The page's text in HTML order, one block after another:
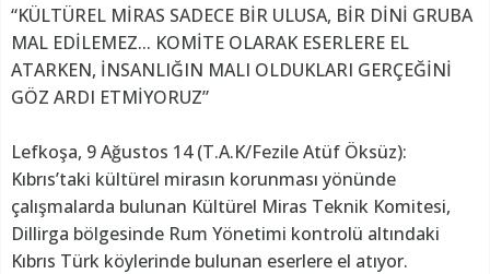
“KÜLTÜREL MİRAS SADECE BİR ULUSA, BİR DİNİ GRUBA
MAL EDİLEMEZ... KOMİTE OLARAK ESERLERE EL
ATARKEN, İNSANLIĞIN MALI OLDUKLARI GERÇEĞİNİ
GÖZ ARDI ETMİYORUZ”
Lefkoşa, 9 Ağustos 14 (T.A.K/Fezile Atüf Öksüz):
Kıbrıs’taki kültürel mirasın korunması yönünde
çalışmalarda bulunan Kültürel Miras Teknik Komitesi,
Dillirga bölgesinde Rum Yönetimi kontrolü altındaki
Kıbrıs Türk köylerinde bulunan eserlere el atıyor.